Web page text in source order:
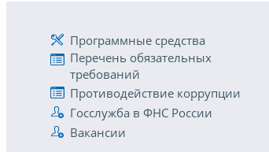
Программные средства
Перечень обязательных
требований
Противодействие коррупции
Госслужба в ФНС России
Вакансии